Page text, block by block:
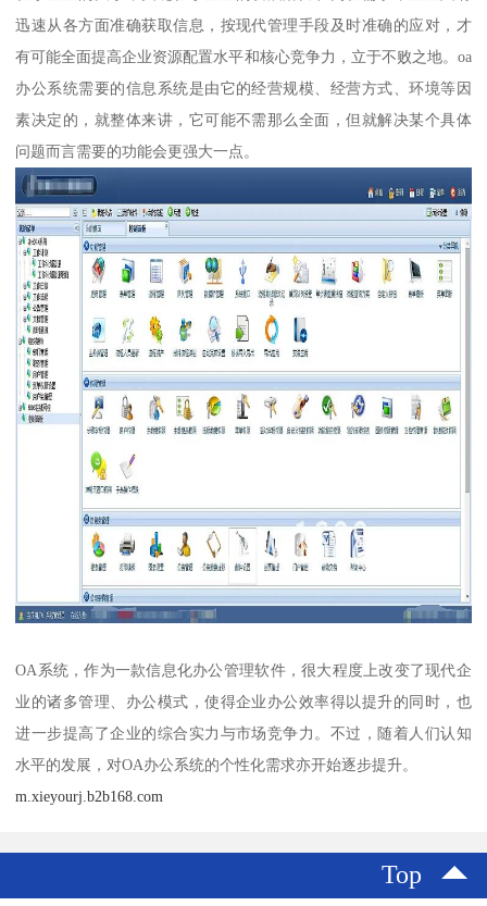
迅速从各方面准确获取信息，按现代管理手段及时准确的应对，才
有可能全面提高企业资源配置水平和核心竞争力，立于不败之地。oa
办公系统需要的信息系统是由它的经营规模、经营方式、环境等因
素决定的，就整体来讲，它可能不需那么全面，但就解决某个具体
问题而言需要的功能会更强大一点。
OA系统，作为一款信息化办公管理软件，很大程度上改变了现代企
业的诸多管理、办公模式，使得企业办公效率得以提升的同时，也
进一步提高了企业的综合实力与市场竞争力。不过，随着人们认知
水平的发展，对OA办公系统的个性化需求亦开始逐步提升。
m.xieyourj.b2b168.com
Top